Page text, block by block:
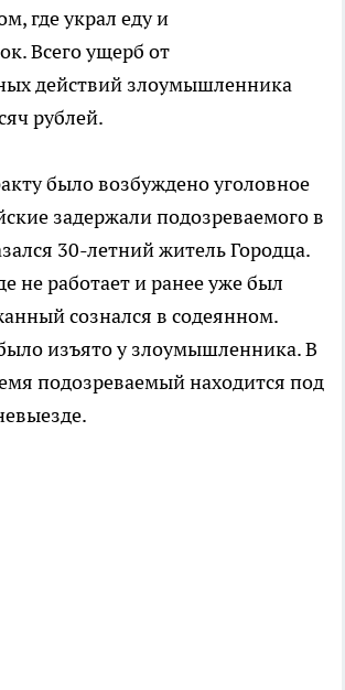
где украл еду и
Всего ущерб от
действий злоумышленника
рублей.
было возбуждено уголовное
задержали подозреваемого в
30-летний житель Городца.
не работает и ранее уже был
сознался в содеянном.
изъято у злоумышленника. В
подозреваемый находится под